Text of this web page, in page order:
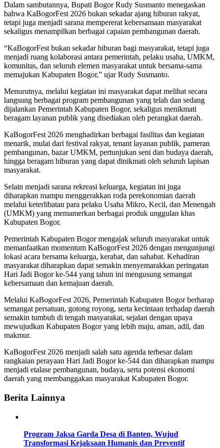
Dalam sambutannya, Bupati Bogor Rudy Susmanto menegaskan
bahwa KaBogorFest 2026 bukan sekadar ajang hiburan rakyat,
tetapi juga menjadi sarana mempererat kebersamaan masyarakat
sekaligus menampilkan berbagai capaian pembangunan daerah.
“KaBogorFest bukan sekadar hiburan bagi masyarakat, tetapi juga
menjadi ruang kolaborasi antara pemerintah, pelaku usaha, UMKM,
komunitas, dan seluruh elemen masyarakat untuk bersama-sama
memajukan Kabupaten Bogor,” ujar Rudy Susmanto.
Menurutnya, melalui kegiatan ini masyarakat dapat melihat secara
langsung berbagai program pembangunan yang telah dan sedang
dijalankan Pemerintah Kabupaten Bogor, sekaligus menikmati
beragam layanan publik yang disediakan oleh perangkat daerah.
KaBogorFest 2026 menghadirkan berbagai fasilitas dan kegiatan
menarik, mulai dari festival rakyat, tenant layanan publik, pameran
pembangunan, bazar UMKM, pertunjukan seni dan budaya daerah,
hingga beragam hiburan yang dapat dinikmati oleh seluruh lapisan
masyarakat.
Selain menjadi sarana rekreasi keluarga, kegiatan ini juga
diharapkan mampu menggerakkan roda perekonomian daerah
melalui keterlibatan para pelaku Usaha Mikro, Kecil, dan Menengah
(UMKM) yang memamerkan berbagai produk unggulan khas
Kabupaten Bogor.
Pemerintah Kabupaten Bogor mengajak seluruh masyarakat untuk
memanfaatkan momentum KaBogorFest 2026 dengan mengunjungi
lokasi acara bersama keluarga, kerabat, dan sahabat. Kehadiran
masyarakat diharapkan dapat semakin menyemarakkan peringatan
Hari Jadi Bogor ke-544 yang tahun ini mengusung semangat
kebersamaan dan kemajuan daerah.
Melalui KaBogorFest 2026, Pemerintah Kabupaten Bogor berharap
semangat persatuan, gotong royong, serta kecintaan terhadap daerah
semakin tumbuh di tengah masyarakat, sejalan dengan upaya
mewujudkan Kabupaten Bogor yang lebih maju, aman, adil, dan
makmur.
KaBogorFest 2026 menjadi salah satu agenda terbesar dalam
rangkaian perayaan Hari Jadi Bogor ke-544 dan diharapkan mampu
menjadi etalase pembangunan, budaya, serta potensi ekonomi
daerah yang membanggakan masyarakat Kabupaten Bogor.
Berita Lainnya
Program Jaksa Garda Desa di Banten, Wujud
Transformasi Kejaksaan Humanis dan Preventif